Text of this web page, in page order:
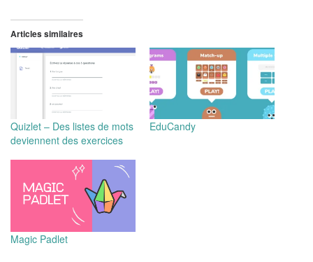
Articles similaires
Quizlet – Des listes de mots
deviennent des exercices
EduCandy
Magic Padlet